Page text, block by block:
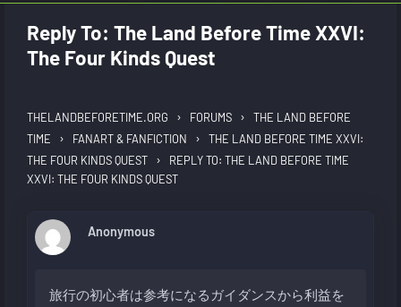
Reply To: The Land Before Time XXVI:
The Four Kinds Quest
THELANDBEFORETIME.ORG › FORUMS ›
THE LAND BEFORE
TIME
› FANART & FANFICTION ›
THE LAND BEFORE TIME XXVI:
THE FOUR KINDS QUEST
›
REPLY TO: THE LAND BEFORE TIME
XXVI: THE FOUR KINDS QUEST
Anonymous
旅行の初心者は参考になるガイダンスから利益を